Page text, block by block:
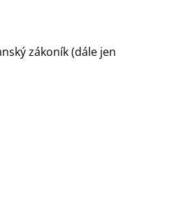
zákoník (dále jen